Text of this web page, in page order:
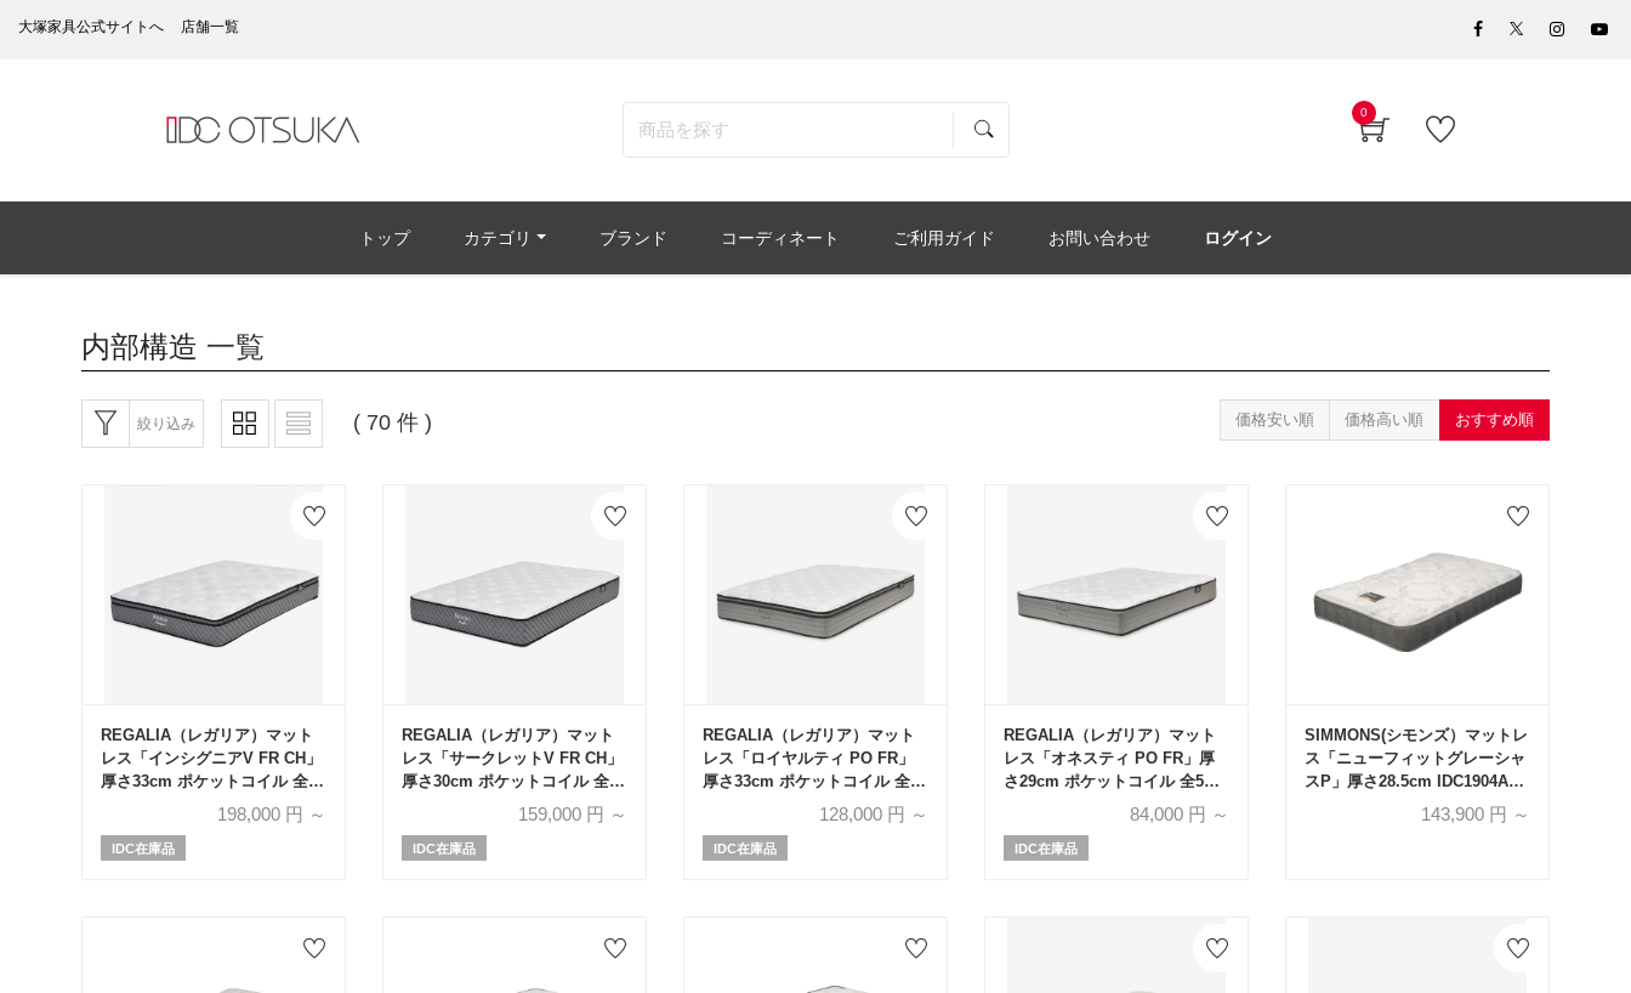
大塚家具公式サイトへ 店舗一覧
0
トップ カテゴリ ブランド コーディネート ご利用ガイド お問い合わせ ログイン
内部構造 一覧
絞り込み ( 70 件 ) 価格安い順 価格高い順 おすすめ順
REGALIA（レガリア）マット
レス「インシグニアV FR CH」
厚さ33cm ポケットコイル 全6
198,000円 ～
IDC在庫品
REGALIA（レガリア）マット
レス「サークレットV FR CH」
厚さ30cm ポケットコイル 全5
159,000円 ～
IDC在庫品
REGALIA（レガリア）マット
レス「ロイヤルティ PO FR」
厚さ33cm ポケットコイル 全5
128,000 円 ～
IDC在庫品
REGALIA（レガリア）マット
レス「オネスティ PO FR」厚
さ29cm ポケットコイル 全5サ
84,000 円 ～
IDC在庫品
SIMMONS(シモンズ）マットレ
ス「ニューフィットグレーシャ
スP」厚さ28.5cm IDC1904A
6.5インチポケットコイル 全6サ
143,900 円 ～